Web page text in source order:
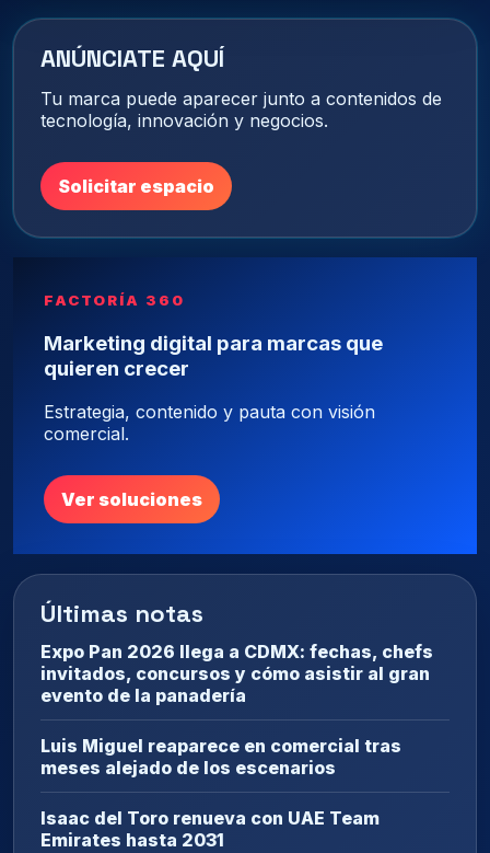
ANÚNCIATE AQUÍ
Tu marca puede aparecer junto a contenidos de
tecnología, innovación y negocios.
Solicitar espacio
FACTORÍA 360
Marketing digital para marcas que
quieren crecer
Estrategia, contenido y pauta con visión
comercial.
Ver soluciones
Últimas notas
Expo Pan 2026 llega a CDMX: fechas, chefs
invitados, concursos y cómo asistir al gran
evento de la panadería
Luis Miguel reaparece en comercial tras
meses alejado de los escenarios
Isaac del Toro renueva con UAE Team
Emirates hasta 2031